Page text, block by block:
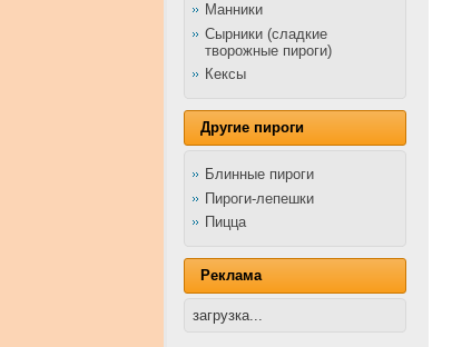
Манники
Сырники (сладкие
творожные пироги)
Кексы
Другие пироги
Блинные пироги
Пироги-лепешки
Пицца
Реклама
загрузка...